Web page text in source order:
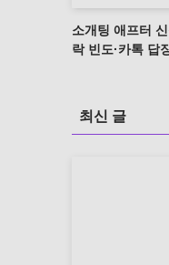
소개팅 애프터
락 빈도·카톡 답
최신 글